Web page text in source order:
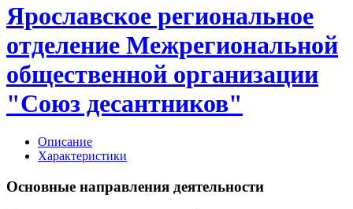
Ярославское региональное
отделение Межрегиональной
общественной организации
"Союз десантников"
Описание
Характеристики
Основные направления деятельности